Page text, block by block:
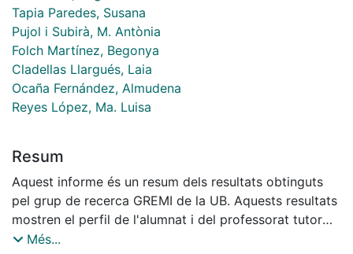
Tapia Paredes, Susana
Pujol i Subirà, M. Antònia
Folch Martí­nez, Begonya
Cladellas Llargués, Laia
Ocaña Fernández, Almudena
Reyes López, Ma. Luisa
Resum
Aquest informe és un resum dels resultats obtinguts
pel grup de recerca GREMI de la UB. Aquests resultats
mostren el perfil de l'alumnat i del professorat tutor
del pràcticum II de la titulació de Mestre en Educació
Més...